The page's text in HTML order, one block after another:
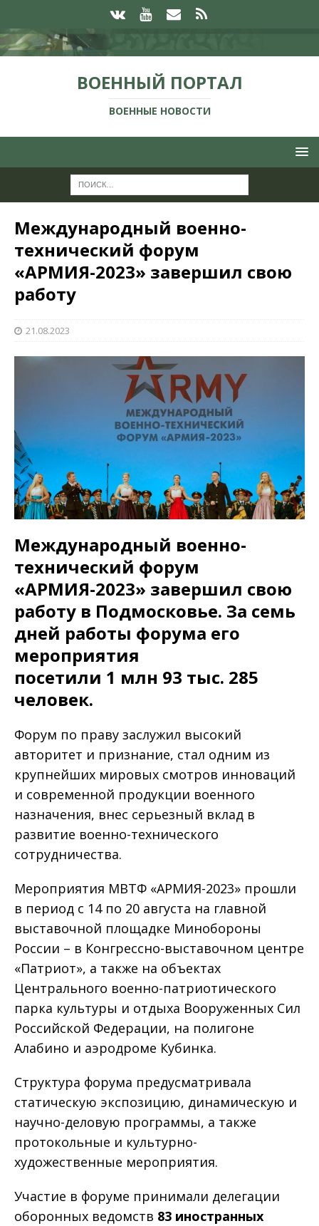
ВОЕННЫЙ ПОРТАЛ
ВОЕННЫЕ НОВОСТИ
Международный военно-
технический форум
«АРМИЯ-2023» завершил свою
работу
21.08.2023
Международный военно-
технический форум
«АРМИЯ-2023» завершил свою
работу в Подмосковье. За семь
дней работы форума его
мероприятия
посетили 1 млн 93 тыс. 285
человек.
Форум по праву заслужил высокий
авторитет и признание, стал одним из
крупнейших мировых смотров инноваций
и современной продукции военного
назначения, внес серьезный вклад в
развитие военно-технического
сотрудничества.
Мероприятия МВТФ «АРМИЯ-2023» прошли
в период с 14 по 20 августа на главной
выставочной площадке Минобороны
России – в Конгрессно-выставочном центре
«Патриот», а также на объектах
Центрального военно-патриотического
парка культуры и отдыха Вооруженных Сил
Российской Федерации, на полигоне
Алабино и аэродроме Кубинка.
Структура форума предусматривала
статическую экспозицию, динамическую и
научно-деловую программы, а также
протокольные и культурно-
художественные мероприятия.
Участие в форуме принимали делегации
оборонных ведомств 83 иностранных